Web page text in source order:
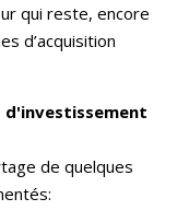
qui reste, encore
d’acquisition
d'investissement
de quelques